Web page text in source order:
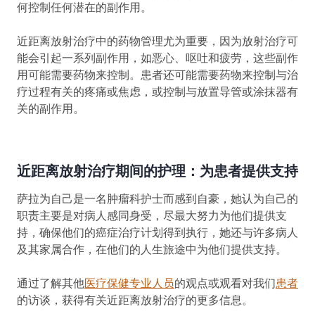
何控制任何潜在的副作用。
近距离放射治疗中的药物管理尤为重要，因为放射治疗可
能会引起一系列副作用，如恶心、呕吐和疲劳，这些副作
用可能需要药物来控制。患者还可能需要药物来控制与治
疗过程有关的疼痛或焦虑，或控制与放置导管或涂抹器有
关的副作用。
近距离放射治疗期间的护理：为患者提供支持
萨拉为自己是一名肿瘤科护士而感到自豪，她认为自己的
职责主要是对病人感同身受，尽最大努力为他们提供支
持，确保他们的癌症治疗计划得到执行，她还与许多病人
及其家属合作，在他们的人生旅途中为他们提供支持。
通过了解其他医疗保健专业人员的观点或观看对我们患者
的访谈，获得有关近距离放射治疗的更多信息。